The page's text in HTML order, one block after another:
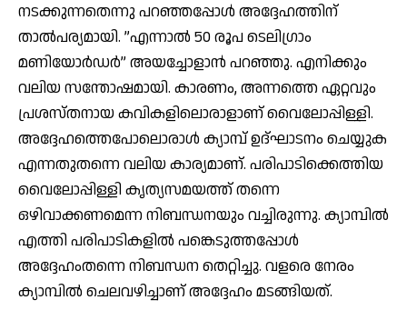
നടക്കുന്നതെന്നു പറഞ്ഞപ്പോള്‍ അദ്ദേഹത്തിന്
താല്‍പര്യമായി. ”എന്നാല്‍ 50 രൂപ ടെലിഗ്രാം
മണിയോര്‍ഡര്‍” അയച്ചോളാന്‍ പറഞ്ഞു. എനിക്കും
വലിയ സന്തോഷമായി. കാരണം, അന്നത്തെ ഏറ്റവും
പ്രശസ്തനായ കവികളിലൊരാളാണ് വൈലോപ്പിള്ളി.
അദ്ദേഹത്തെപോലൊരാള്‍ ക്യാമ്പ് ഉദ്ഘാടനം ചെയ്യുക
എന്നതുതന്നെ വലിയ കാര്യമാണ്. പരിപാടിക്കെത്തിയ
വൈലോപ്പിള്ളി കൃത്യസമയത്ത് തന്നെ
ഒഴിവാക്കണമെന്ന നിബന്ധനയും വച്ചിരുന്നു. ക്യാമ്പില്‍
എത്തി പരിപാടികളില്‍ പങ്കെടുത്തപ്പോള്‍
അദ്ദേഹംതന്നെ നിബന്ധന തെറ്റിച്ചു. വളരെ നേരം
ക്യാമ്പില്‍ ചെലവഴിച്ചാണ് അദ്ദേഹം മടങ്ങിയത്.